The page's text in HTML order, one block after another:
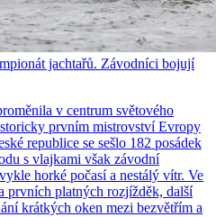
jachtařů. Závodníci bojují
v centrum světového
prvním mistrovství Evropy
republice se sešlo 182 posádek
s vlajkami však závodní
horké počasí a nestálý vítr. Ve
prvních platných rozjížděk, další
krátkých oken mezi bezvětřím a